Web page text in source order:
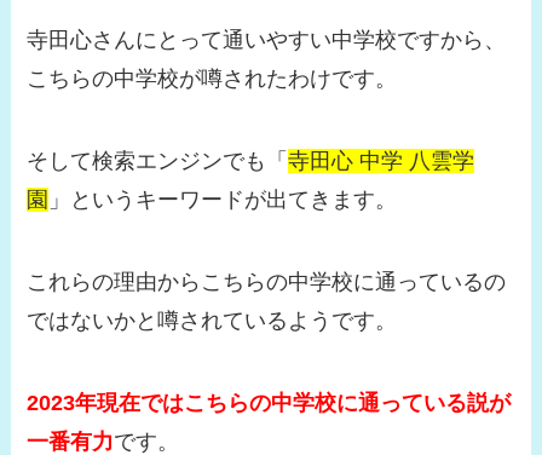
寺田心さんにとって通いやすい中学校ですから、
こちらの中学校が噂されたわけです。
そして検索エンジンでも「寺田心 中学 八雲学
園 」というキーワードが出てきます。
これらの理由からこちらの中学校に通っているの
ではないかと噂されているようです。
2023年現在ではこちらの中学校に通っている説が
一番有力です。